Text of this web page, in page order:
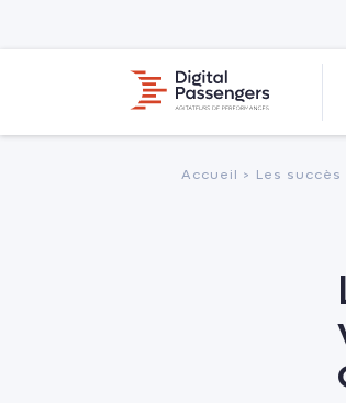
Accueil > Les succès